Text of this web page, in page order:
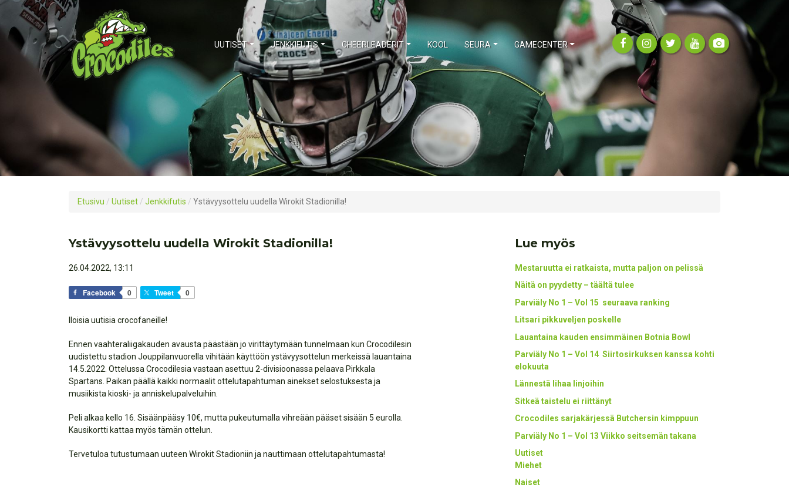
UUTISET JENKKIFUTIS CHEERLEADERIT KOOL SEURA GAMECENTER
Etusivu / Uutiset / Jenkkifutis / Ystävyysottelu uudella Wirokit Stadionilla!
Ystävyysottelu uudella Wirokit Stadionilla!
26.04.2022, 13:11
Facebook 0 Tweet 0
Iloisia uutisia crocofaneille!
Ennen vaahteraliigakauden avausta päästään jo virittäytymään tunnelmaan kun Crocodilesin
uudistettu stadion Jouppilanvuorella vihitään käyttöön ystävyysottelun merkeissä lauantaina
14.5.2022. Ottelussa Crocodilesia vastaan asettuu 2-divisioonassa pelaava Pirkkala
Spartans. Paikan päällä kaikki normaalit ottelutapahtuman ainekset selostuksesta ja
musiikista kioski- ja anniskelupalveluihin.
Peli alkaa kello 16. Sisäänpääsy 10€, mutta pukeutumalla vihreään pääset sisään 5 eurolla.
Kausikortti kattaa myös tämän ottelun.
Tervetuloa tutustumaan uuteen Wirokit Stadioniin ja nauttimaan ottelutapahtumasta!
Lue myös
Mestaruutta ei ratkaista, mutta paljon on pelissä
Näitä on pyydetty – täältä tulee
Parviäly No 1 – Vol 15 seuraava ranking
Litsari pikkuveljen poskelle
Lauantaina kauden ensimmäinen Botnia Bowl
Parviäly No 1 – Vol 14 Siirtosirkuksen kanssa kohti
elokuuta
Lännestä lihaa linjoihin
Sitkeä taistelu ei riittänyt
Crocodiles sarjakärjessä Butchersin kimppuun
Parviäly No 1 – Vol 13 Viikko seitsemän takana
Uutiset
Miehet
Naiset